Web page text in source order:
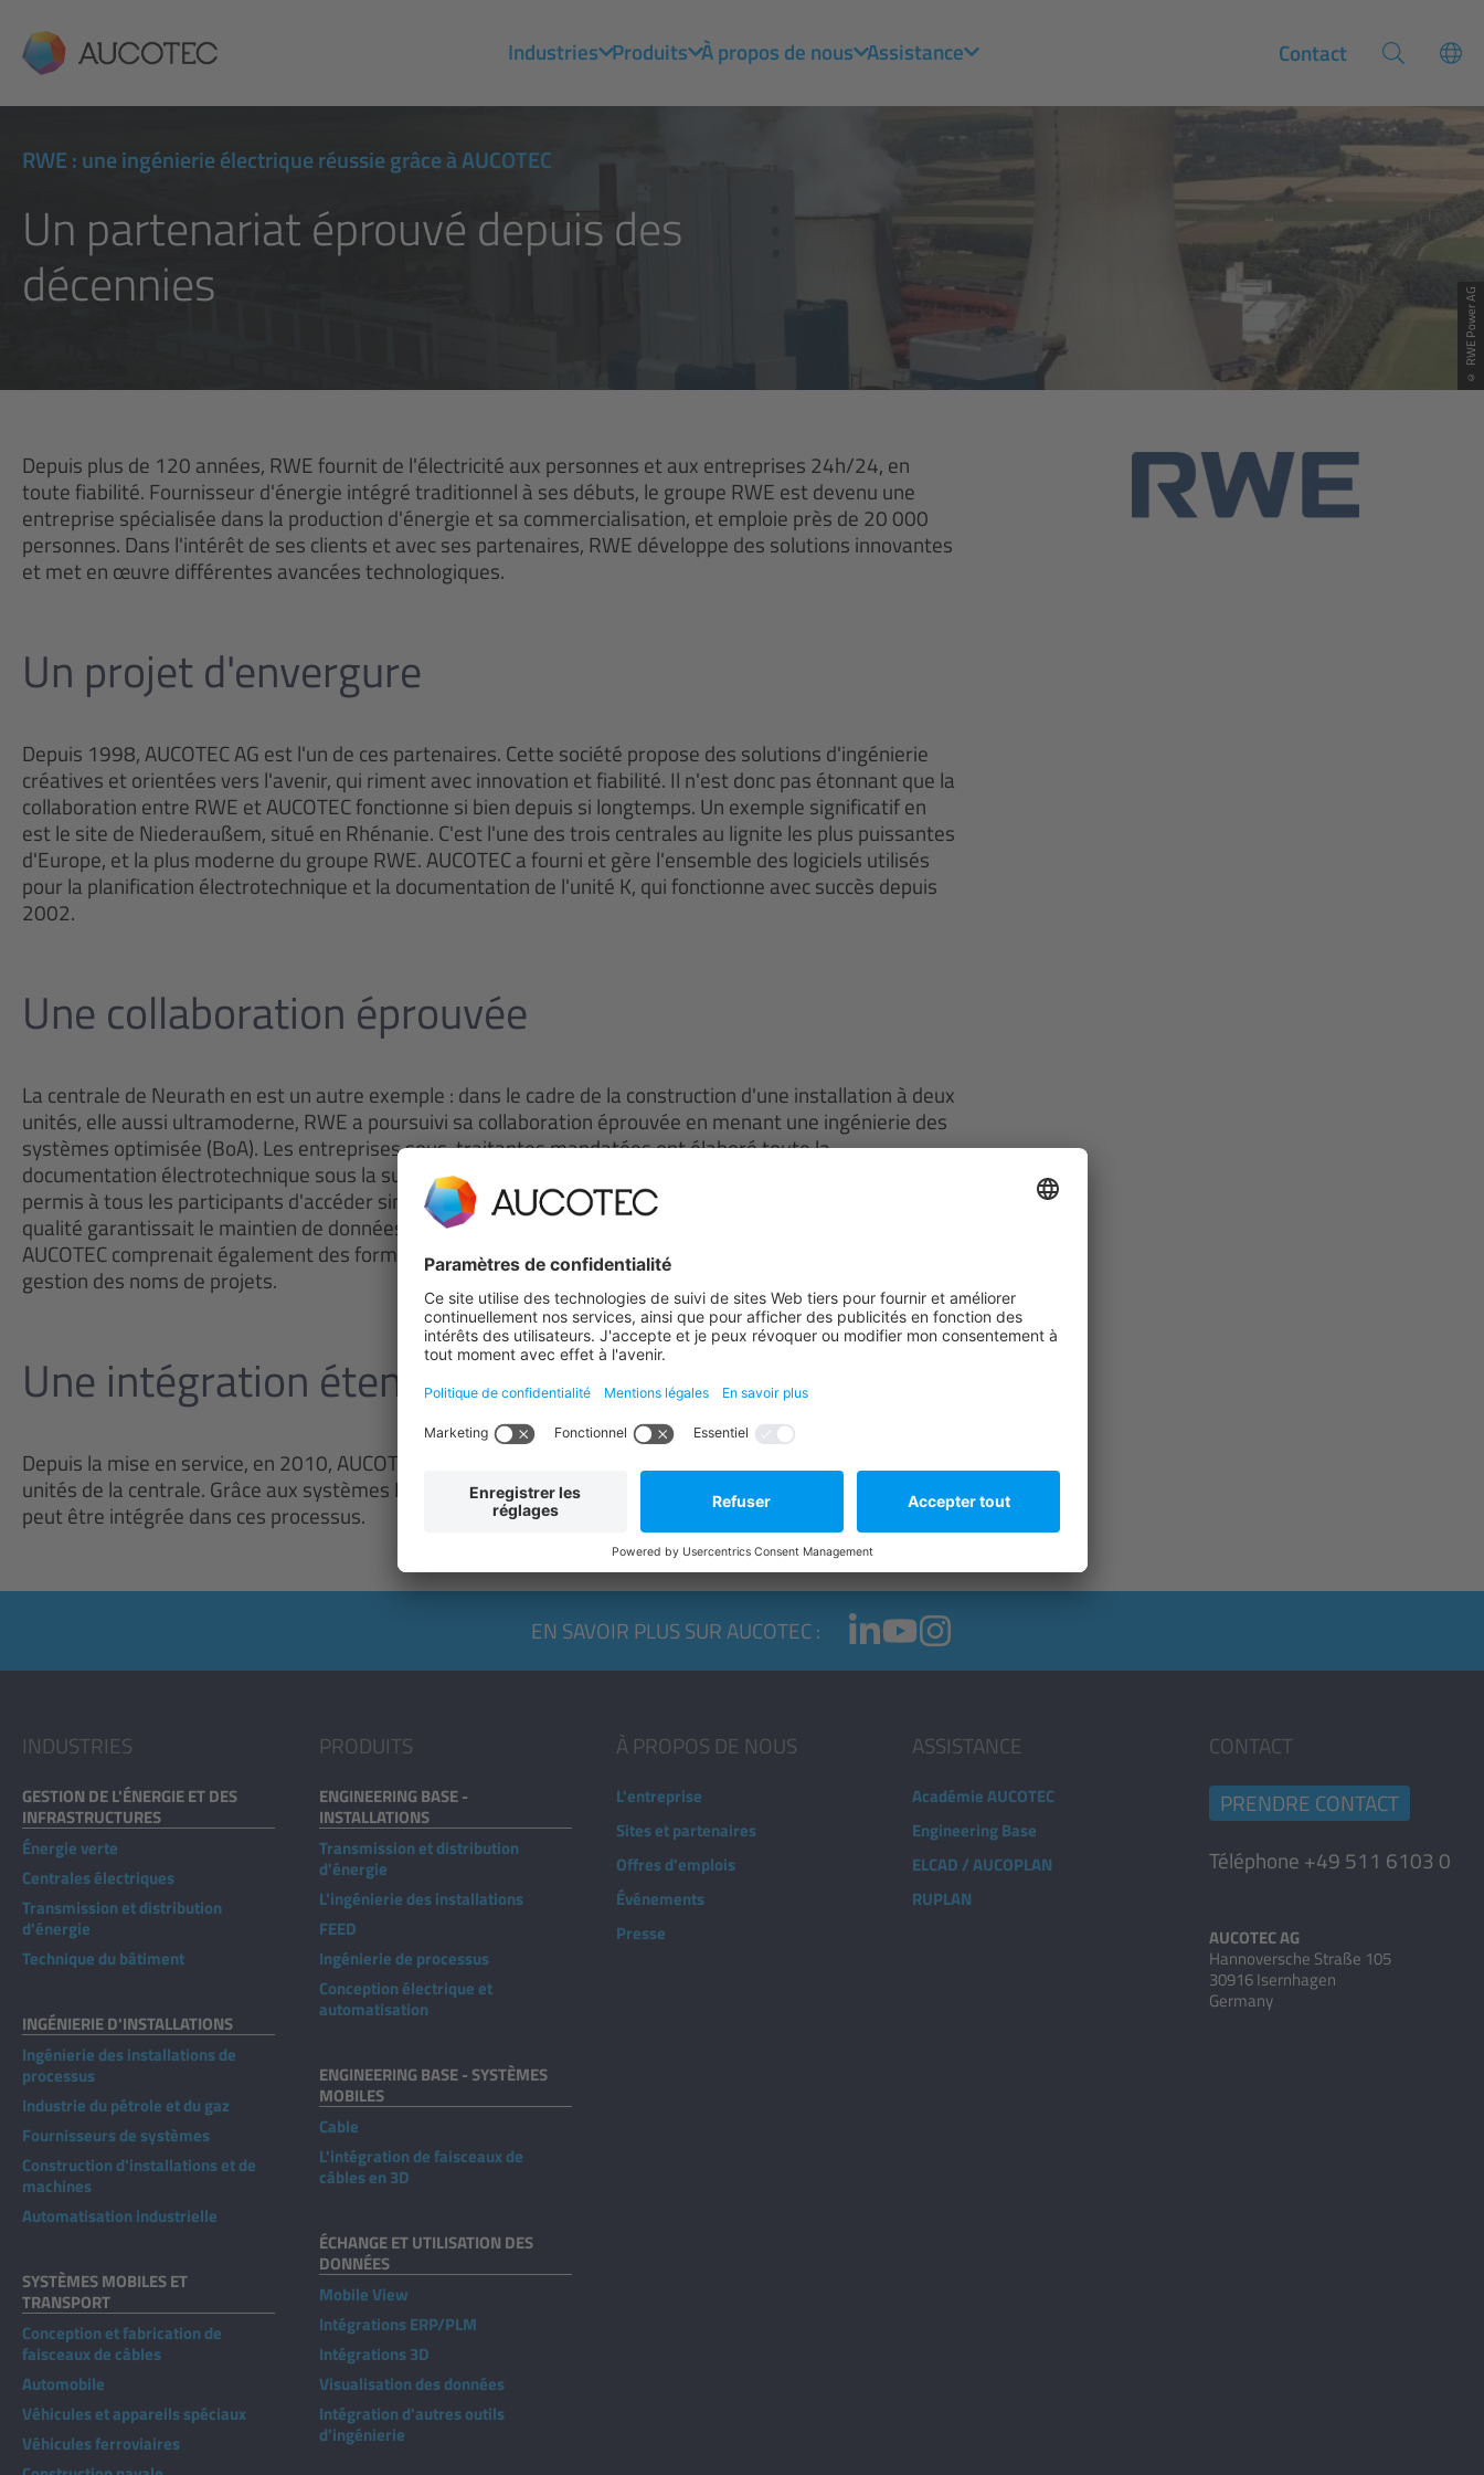
AUCOTEC Industries Produits À propos de nous Assistance Contact
© RWE Power AG
RWE : une ingénierie électrique réussie grâce à AUCOTEC
Un partenariat éprouvé depuis des
décennies
Depuis plus de 120 années, RWE fournit de l'électricité aux personnes et aux entreprises 24h/24, en
toute fiabilité. Fournisseur d'énergie intégré traditionnel à ses débuts, le groupe RWE est devenu une
entreprise spécialisée dans la production d'énergie et sa commercialisation, et emploie près de 20 000
personnes. Dans l'intérêt de ses clients et avec ses partenaires, RWE développe des solutions innovantes
et met en œuvre différentes avancées technologiques.
Un projet d'envergure
Depuis 1998, AUCOTEC AG est l'un de ces partenaires. Cette société propose des solutions d'ingénierie
créatives et orientées vers l'avenir, qui riment avec innovation et fiabilité. Il n'est donc pas étonnant que la
collaboration entre RWE et AUCOTEC fonctionne si bien depuis si longtemps. Un exemple significatif en
est le site de Niederaußem, situé en Rhénanie. C'est l'une des trois centrales au lignite les plus puissantes
d'Europe, et la plus moderne du groupe RWE. AUCOTEC a fourni et gère l'ensemble des logiciels utilisés
pour la planification électrotechnique et la documentation de l'unité K, qui fonctionne avec succès depuis
2002.
Une collaboration éprouvée
La centrale de Neurath en est un autre exemple : dans le cadre de la construction d'une installation à deux
unités, elle aussi ultramoderne, RWE a poursuivi sa collaboration éprouvée en menant une ingénierie des
systèmes optimisée (BoA). Les entreprises sous-traitantes mandatées ont élaboré toute la
documentation électrotechnique sous la supervision du projet d'AUCOTEC. Un serveur de terminaux a
permis à tous les participants d'accéder simultanément au programme, tandis qu'un outil d'assurance
qualité garantissait le maintien de données à jour et exactes. L'administration centralisée gérée par
AUCOTEC comprenait également des formations complètes, la vérification formelle des données et la
gestion des noms de projets.
Une intégration étendue
Depuis la mise en service, en 2010, AUCOTEC supervise également les processus de maintenance des
unités de la centrale. Grâce aux systèmes IAO d'AUCOTEC, la documentation complète de l'installation
peut être intégrée dans ces processus.
EN SAVOIR PLUS SUR AUCOTEC :
INDUSTRIES
GESTION DE L'ÉNERGIE ET DES
INFRASTRUCTURES
Énergie verte
Centrales électriques
Transmission et distribution
d'énergie
Technique du bâtiment
INGÉNIERIE D'INSTALLATIONS
Ingénierie des installations de
processus
Industrie du pétrole et du gaz
Fournisseurs de systèmes
Construction d'installations et de
machines
Automatisation industrielle
SYSTÈMES MOBILES ET
TRANSPORT
Conception et fabrication de
faisceaux de câbles
Automobile
Véhicules et appareils spéciaux
Véhicules ferroviaires
PRODUITS
ENGINEERING BASE -
INSTALLATIONS
Transmission et distribution
d'énergie
L'ingénierie des installations
FEED
Ingénierie de processus
Conception électrique et
automatisation
ENGINEERING BASE - SYSTÈMES
MOBILES
Cable
L'intégration de faisceaux de
câbles en 3D
ÉCHANGE ET UTILISATION DES
DONNÉES
Mobile View
Intégrations ERP/PLM
Intégrations 3D
Visualisation des données
Intégration d'autres outils
d'ingénierie
À PROPOS DE NOUS
L'entreprise
Sites et partenaires
Offres d'emplois
Événements
Presse
ASSISTANCE
Académie AUCOTEC
Engineering Base
ELCAD / AUCOPLAN
RUPLAN
CONTACT
PRENDRE CONTACT
Téléphone +49 511 6103 0
AUCOTEC AG
Hannoversche Straße 105
30916 Isernhagen
Germany